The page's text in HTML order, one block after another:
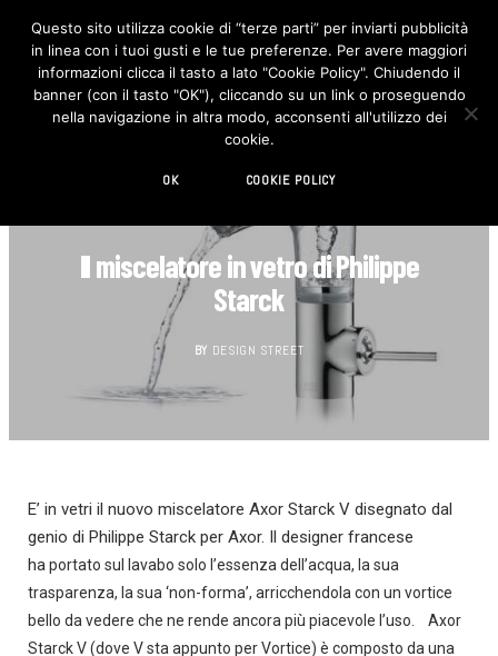
F
c
e
b
o
I
n
s
t
Il miscelatore in vetro di Philippe
Starck
BY DESIGN STREET
E’ in vetri il nuovo miscelatore Axor Starck V disegnato dal
genio di Philippe Starck per Axor. Il designer francese
haportato sul lavabo solo l’essenza dell’acqua, la sua
trasparenza, la sua ‘non-forma’, arricchendola con un vortice
bello da vedere che ne rende ancora più piacevole l’uso.
Axor
Starck V (dove V sta appunto per Vortice) è composto da una
Questo sito utilizza cookie di “terze parti” per inviarti pubblicità
in linea con i tuoi gusti e le tue preferenze. Per avere maggiori
informazioni clicca il tasto a lato "Cookie Policy". Chiudendo il
banner (con il tasto "OK"), cliccando su un link o proseguendo
nella navigazione in altra modo, acconsenti all'utilizzo dei
cookie.
OK COOKIE POLICY